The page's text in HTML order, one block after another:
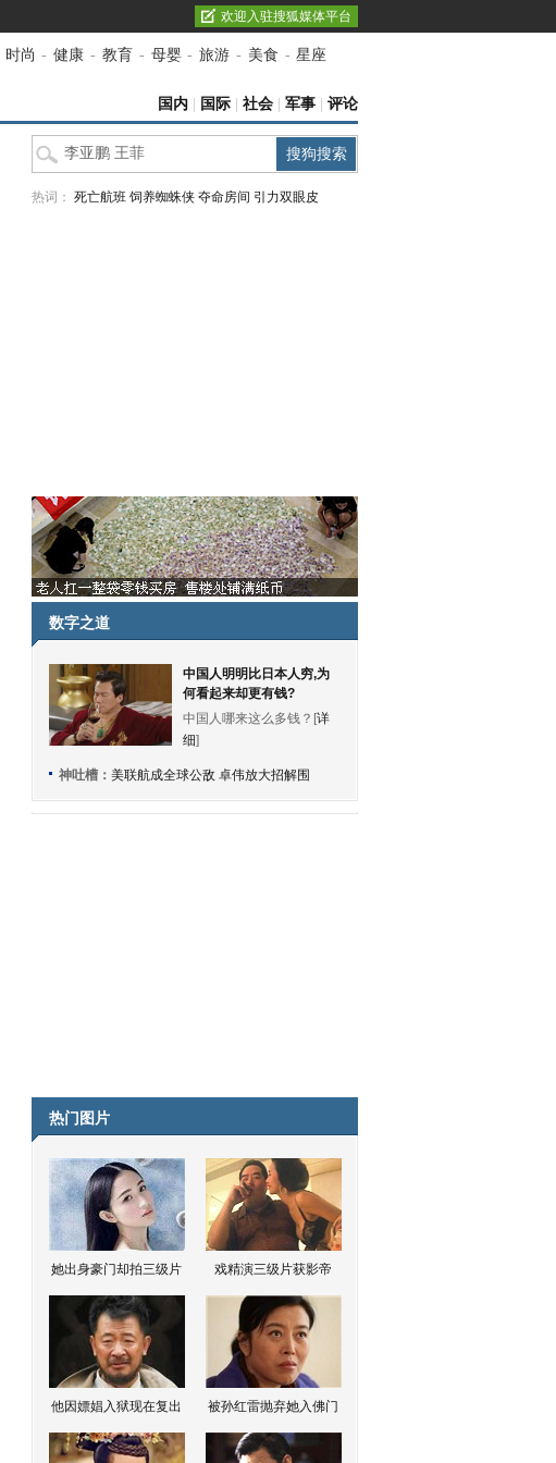
欢迎入驻搜狐媒体平台
时尚 - 健康 - 教育 - 母婴 - 旅游 - 美食 - 星座
国内 国际 社会 军事 评论
热词： 死亡航班 饲养蜘蛛侠 夺命房间 引力双眼皮
数字之道
中国人明明比日本人穷,为
何看起来却更有钱?
中国人哪来这么多钱？[详
细]
神吐槽： 美联航成全球公敌 卓伟放大招解围
热门图片
她出身豪门却拍三级片 戏精演三级片获影帝
他因嫖娼入狱现在复出 被孙红雷抛弃她入佛门